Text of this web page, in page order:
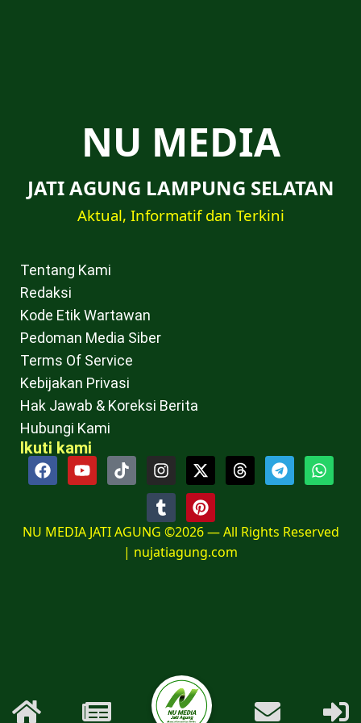
NU MEDIA
JATI AGUNG LAMPUNG SELATAN
Aktual, Informatif dan Terkini
Tentang Kami
Redaksi
Kode Etik Wartawan
Pedoman Media Siber
Terms Of Service
Kebijakan Privasi
Hak Jawab & Koreksi Berita
Hubungi Kami
Ikuti kami
NU MEDIA JATI AGUNG ©2026 — All Rights Reserved
| nujatiagung.com